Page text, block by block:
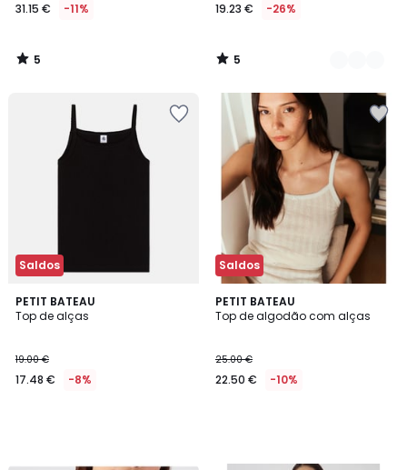
31.15 € -11%
5
/
19.23 € -26%
5
/
Saldos
PETIT BATEAU
Top de alças
19.00 €
17.48 € -8%
Saldos
PETIT BATEAU
Top de algodão com alças
25.00 €
22.50 € -10%